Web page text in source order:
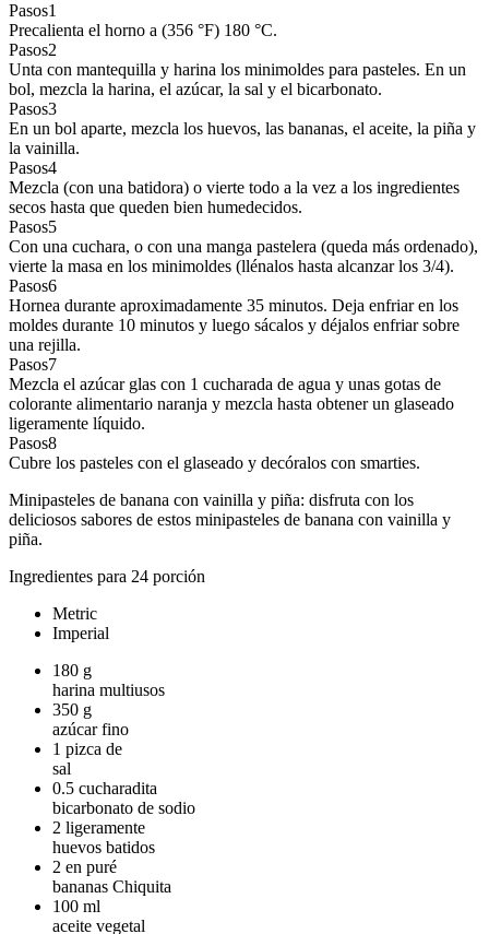
Pasos1
Precalienta el horno a (356 °F) 180 °C.
Pasos2
Unta con mantequilla y harina los minimoldes para pasteles. En un
bol, mezcla la harina, el azúcar, la sal y el bicarbonato.
Pasos3
En un bol aparte, mezcla los huevos, las bananas, el aceite, la piña y
la vainilla.
Pasos4
Mezcla (con una batidora) o vierte todo a la vez a los ingredientes
secos hasta que queden bien humedecidos.
Pasos5
Con una cuchara, o con una manga pastelera (queda más ordenado),
vierte la masa en los minimoldes (llénalos hasta alcanzar los 3/4).
Pasos6
Hornea durante aproximadamente 35 minutos. Deja enfriar en los
moldes durante 10 minutos y luego sácalos y déjalos enfriar sobre
una rejilla.
Pasos7
Mezcla el azúcar glas con 1 cucharada de agua y unas gotas de
colorante alimentario naranja y mezcla hasta obtener un glaseado
ligeramente líquido.
Pasos8
Cubre los pasteles con el glaseado y decóralos con smarties.
Minipasteles de banana con vainilla y piña: disfruta con los
deliciosos sabores de estos minipasteles de banana con vainilla y
piña.
Ingredientes para 24 porción
Metric
Imperial
180 g
harina multiusos
350 g
azúcar fino
1 pizca de
sal
0.5 cucharadita
bicarbonato de sodio
2 ligeramente
huevos batidos
2 en puré
bananas Chiquita
100 ml
aceite vegetal